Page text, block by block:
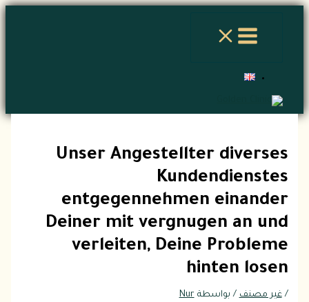
تخطي
Unser Angestellter diverses
Kundendienstes
entgegennehmen einander
Deiner mit vergnugen an und
verleiten, Deine Probleme
hinten losen
/غير مصنف / بواسطة Nur